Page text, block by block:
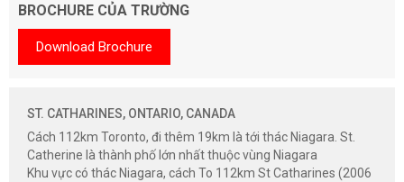
BROCHURE CỦA TRƯỜNG
Download Brochure
ST. CATHARINES, ONTARIO, CANADA
Cách 112km Toronto, đi thêm 19km là tới thác Niagara. St.
Catherine là thành phố lớn nhất thuộc vùng Niagara
Khu vực có thác Niagara, cách To 112km St Catharines (2006